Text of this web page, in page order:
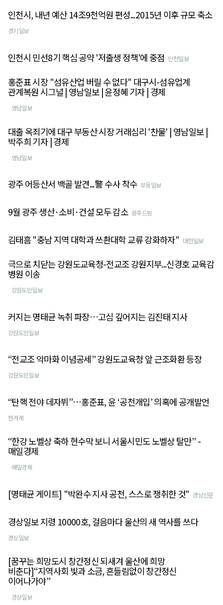
인천시, 내년 예산 14조9천억원 편성...2015년 이후 규모 축소
경기일보
인천시 민선8기 핵심 공약 '저출생 정책'에 중점 인천일보
홍준표 시장 "섬유산업 버릴 수 없다" 대구시-섬유업계
관계복원 시그널 | 영남일보 | 윤정혜 기자 | 경제
영남일보
대출 옥죄기에 대구 부동산 시장 거래심리 '찬물' | 영남일보 |
박주희 기자 | 경제
영남일보
광주 어등산서 백골 발견...警 수사 착수 무등일보
9월 광주 생산·소비·건설 모두 감소 광주드림
김태흠 "충남 지역 대학과 쓰촨대학 교류 강화하자" 대전일보
극으로 치닫는 강원도교육청-전교조 강원지부...신경호 교육감
병원 이송
강원도민일보
커지는 명태균 녹취 파장…고심 깊어지는 김진태 지사
강원도민일보
“전교조 악마화 이념공세” 강원도교육청 앞 근조화환 등장
강원도민일보
“탄핵 전야 데자뷔”…홍준표, 윤 ‘공천개입’ 의혹에 공개발언
한겨례
“한강 노벨상 축하 현수막 보니 서울시민도 노벨상 탈만” -
매일경제
매일경제
[명태균 게이트] "박완수 지사 공천, 스스로 쟁취한 것" 경남신문
경상일보 지령 10000호, 걸음마다 울산의 새 역사를 쓰다
경상일보
[꿈꾸는 희망도시 창간정신 되새겨 울산에 희망
비춘다]“지역사회 빛과 소금, 흔들림없이 창간정신
이어나가야”
경상일보